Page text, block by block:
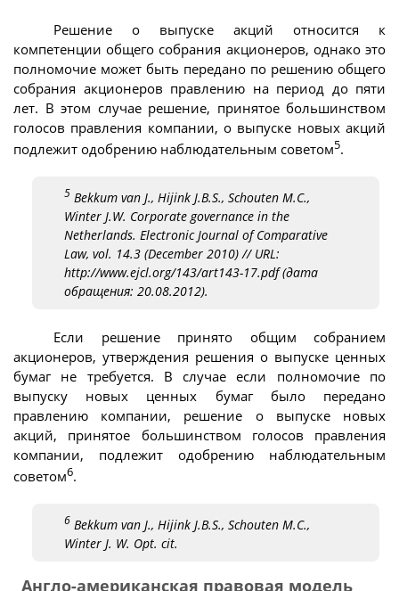
Решение о выпуске акций относится к
компетенции общего собрания акционеров, однако это
полномочие может быть передано по решению общего
собрания акционеров правлению на период до пяти
лет. В этом случае решение, принятое большинством
голосов правления компании, о выпуске новых акций
подлежит одобрению наблюдательным советом5.
5 Bekkum van J., Hijink J.B.S., Schouten M.C.,
Winter J.W. Corporate governance in the
Netherlands. Electronic Journal of Comparative
Law, vol. 14.3 (December 2010) // URL:
http://www.ejcl.org/143/art143-17.pdf (дата
обращения: 20.08.2012).
Если решение принято общим собранием
акционеров, утверждения решения о выпуске ценных
бумаг не требуется. В случае если полномочие по
выпуску новых ценных бумаг было передано
правлению компании, решение о выпуске новых
акций, принятое большинством голосов правления
компании, подлежит одобрению наблюдательным
советом6.
6 Bekkum van J., Hijink J.B.S., Schouten M.C.,
Winter J. W. Opt. cit.
Англо-американская правовая модель